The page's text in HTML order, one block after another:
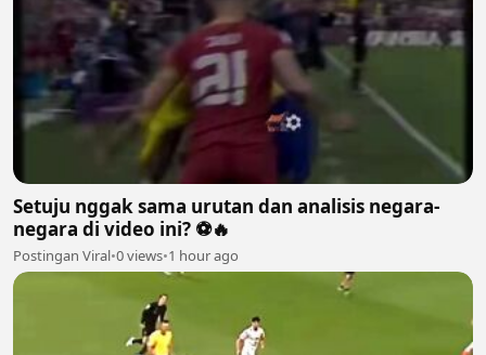
Setuju nggak sama urutan dan analisis negara-
negara di video ini? ⚽🔥
Postingan Viral•0 views•1 hour ago